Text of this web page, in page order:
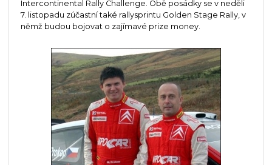
Intercontinental Rally Challenge. Obě posádky se v neděli
7. listopadu zúčastní také rallysprintu Golden Stage Rally, v
němž budou bojovat o zajímavé prize money.